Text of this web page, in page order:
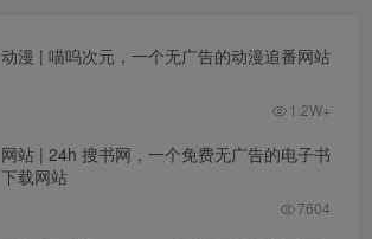
动漫 | 喵呜次元，一个无广告的动漫追番网站
1.2W+
网站 | 24h 搜书网，一个免费无广告的电子书
下载网站
7604